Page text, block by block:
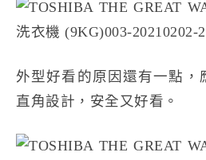
外型好看的原因還有一點，
直角設計，安全又好看。